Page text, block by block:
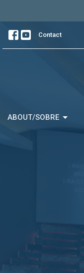
Contact
ABOUT/SOBRE